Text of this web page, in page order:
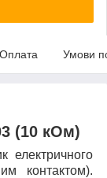
Оплата Умови
(10 кОм)
електричного
контактом).